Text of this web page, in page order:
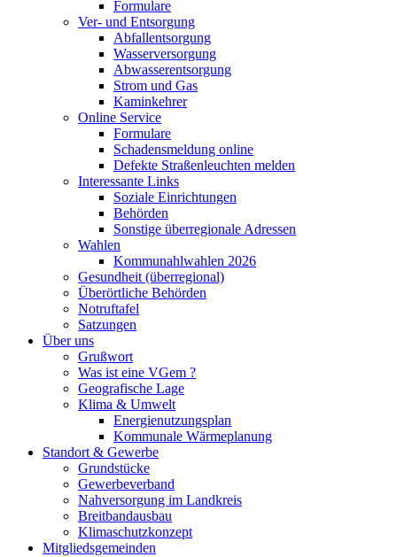
Formulare
Ver- und Entsorgung
Abfallentsorgung
Wasserversorgung
Abwasserentsorgung
Strom und Gas
Kaminkehrer
Online Service
Formulare
Schadensmeldung online
Defekte Straßenleuchten melden
Interessante Links
Soziale Einrichtungen
Behörden
Sonstige überregionale Adressen
Wahlen
Kommunahlwahlen 2026
Gesundheit (überregional)
Überörtliche Behörden
Notruftafel
Satzungen
Über uns
Grußwort
Was ist eine VGem ?
Geografische Lage
Klima & Umwelt
Energienutzungsplan
Kommunale Wärmeplanung
Standort & Gewerbe
Grundstücke
Gewerbeverband
Nahversorgung im Landkreis
Breitbandausbau
Klimaschutzkonzept
Mitgliedsgemeinden